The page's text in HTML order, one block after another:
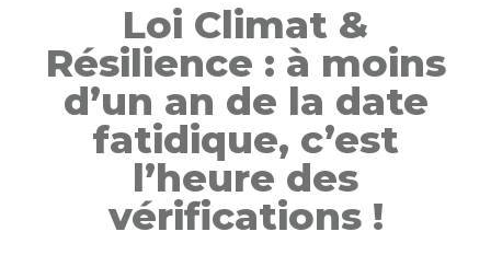
Loi Climat &
Résilience : à moins
d’un an de la date
fatidique, c’est
l’heure des
vérifications !